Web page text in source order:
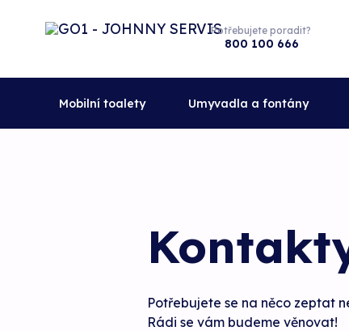
Potřebujete poradit?
800 100 666
Mobilní toalety Umyvadla a fontány
Potřebujete se na něco zeptat
Rádi se vám budeme věnovat!